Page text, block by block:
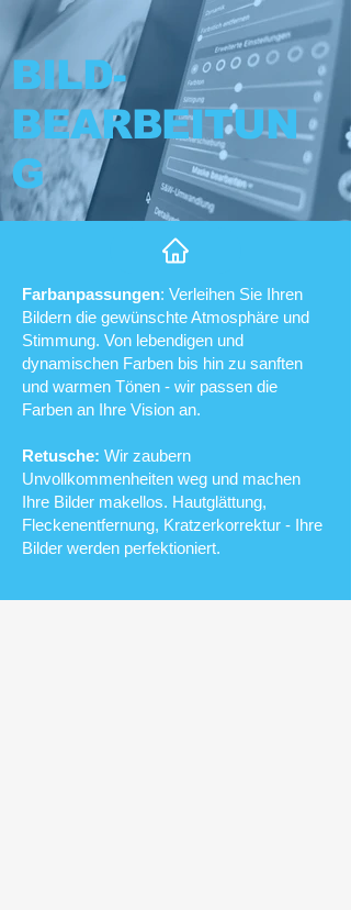
BILD-
BEARBEITUN
G
Farbanpassungen: Verleihen Sie Ihren
Bildern die gewünschte Atmosphäre und
Stimmung. Von lebendigen und
dynamischen Farben bis hin zu sanften
und warmen Tönen - wir passen die
Farben an Ihre Vision an.
Retusche: Wir zaubern
Unvollkommenheiten weg und machen
Ihre Bilder makellos. Hautglättung,
Fleckenentfernung, Kratzerkorrektur - Ihre
Bilder werden perfektioniert.